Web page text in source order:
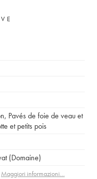
, Pavés de foie de veau et
et petits pois
(Domaine)
Maggiori informazioni…